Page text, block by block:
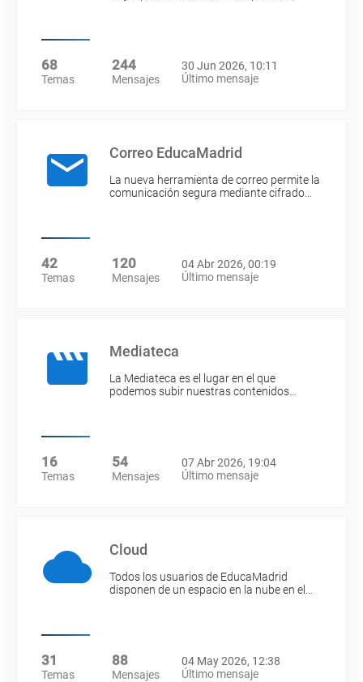
68
Temas
244
Mensajes
30 Jun 2026, 10:11
Último mensaje
Correo EducaMadrid
La nueva herramienta de correo permite la
comunicación segura mediante cifrado…
42
Temas
120
Mensajes
04 Abr 2026, 00:19
Último mensaje
Mediateca
La Mediateca es el lugar en el que
podemos subir nuestras contenidos…
16
Temas
54
Mensajes
07 Abr 2026, 19:04
Último mensaje
Cloud
Todos los usuarios de EducaMadrid
disponen de un espacio en la nube en el…
31
Temas
88
Mensajes
04 May 2026, 12:38
Último mensaje